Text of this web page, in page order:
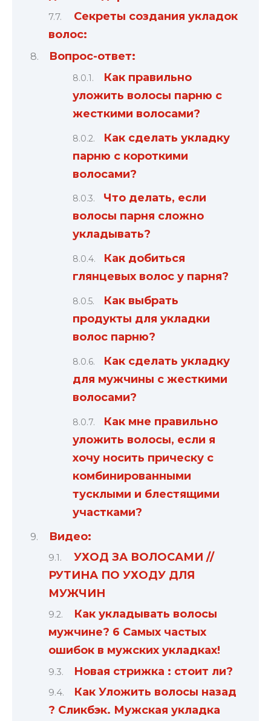
Секреты создания укладок
волос:
Вопрос-ответ:
Как правильно
уложить волосы парню с
жесткими волосами?
Как сделать укладку
парню с короткими
волосами?
Что делать, если
волосы парня сложно
укладывать?
Как добиться
глянцевых волос у парня?
Как выбрать
продукты для укладки
волос парню?
Как сделать укладку
для мужчины с жесткими
волосами?
Как мне правильно
уложить волосы, если я
хочу носить прическу с
комбинированными
тусклыми и блестящими
участками?
Видео:
УХОД ЗА ВОЛОСАМИ //
РУТИНА ПО УХОДУ ДЛЯ
МУЖЧИН
Как укладывать волосы
мужчине? 6 Самых частых
ошибок в мужских укладках!
Новая стрижка : стоит ли?
Как Уложить волосы назад
? Сликбэк. Мужская укладка